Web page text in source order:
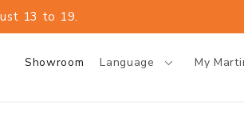
13 to 19.
Showroom Language My